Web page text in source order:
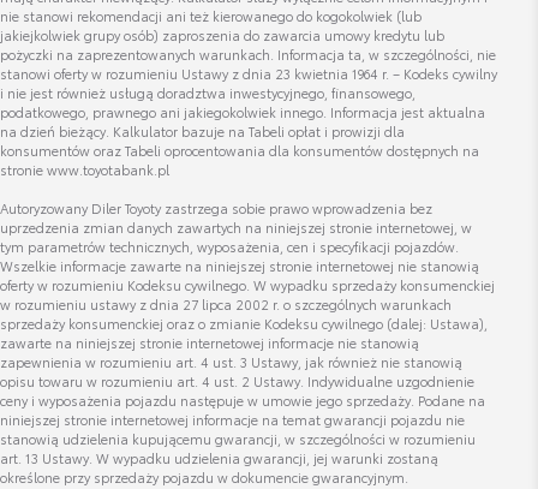
Dywaniki welurowe 520gr
Cena brutto
373,50 zł Zobacz szczegóły
Wykładzina ochronna tylnych siedzeń
Cena brutto
356,15 zł
Dywaniki welurowe 830gr
Cena brutto
491,62 zł Zobacz szczegóły
Nakrętki antykradzieżowe - chromowane
Cena brutto
332,81 zł Zobacz szczegóły
Szymon Sareńcza
Doradca ds. sprzedaży samochodów używanych
Wyświetl numer
szymon.sarencza@toyota-centrum.pl
nie stanowi rekomendacji ani też kierowanego do kogokolwiek (lub
jakiejkolwiek grupy osób) zaproszenia do zawarcia umowy kredytu lub
pożyczki na zaprezentowanych warunkach. Informacja ta, w szczególności, nie
stanowi oferty w rozumieniu Ustawy z dnia 23 kwietnia 1964 r. – Kodeks cywilny
i nie jest również usługą doradztwa inwestycyjnego, finansowego,
podatkowego, prawnego ani jakiegokolwiek innego. Informacja jest aktualna
na dzień bieżący. Kalkulator bazuje na Tabeli opłat i prowizji dla
konsumentów oraz Tabeli oprocentowania dla konsumentów dostępnych na
stronie www.toyotabank.pl
Autoryzowany Diler Toyoty zastrzega sobie prawo wprowadzenia bez
uprzedzenia zmian danych zawartych na niniejszej stronie internetowej, w
tym parametrów technicznych, wyposażenia, cen i specyfikacji pojazdów.
Wszelkie informacje zawarte na niniejszej stronie internetowej nie stanowią
oferty w rozumieniu Kodeksu cywilnego. W wypadku sprzedaży konsumenckiej
w rozumieniu ustawy z dnia 27 lipca 2002 r. o szczególnych warunkach
sprzedaży konsumenckiej oraz o zmianie Kodeksu cywilnego (dalej: Ustawa),
zawarte na niniejszej stronie internetowej informacje nie stanowią
zapewnienia w rozumieniu art. 4 ust. 3 Ustawy, jak również nie stanowią
opisu towaru w rozumieniu art. 4 ust. 2 Ustawy. Indywidualne uzgodnienie
ceny i wyposażenia pojazdu następuje w umowie jego sprzedaży. Podane na
niniejszej stronie internetowej informacje na temat gwarancji pojazdu nie
stanowią udzielenia kupującemu gwarancji, w szczególności w rozumieniu
art. 13 Ustawy. W wypadku udzielenia gwarancji, jej warunki zostaną
określone przy sprzedaży pojazdu w dokumencie gwarancyjnym.